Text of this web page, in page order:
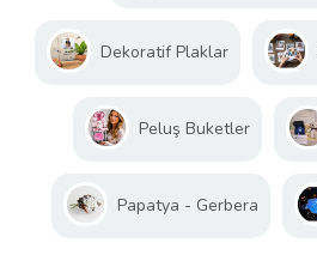
Dekoratif Plaklar
Peluş Buketler
Papatya - Gerbera